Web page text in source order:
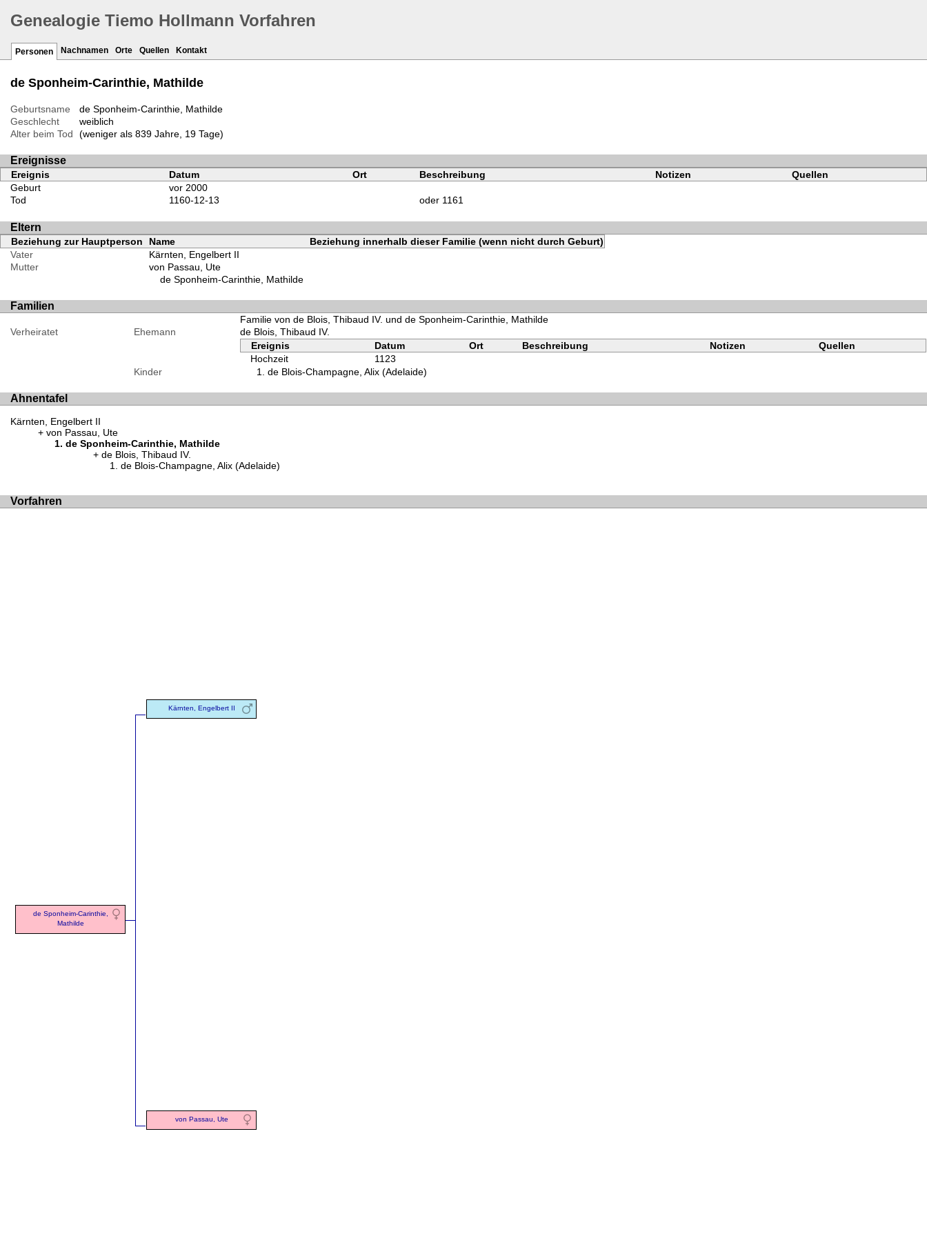
Genealogie Tiemo Hollmann Vorfahren
Personen Nachnamen Orte Quellen Kontakt
de Sponheim-Carinthie, Mathilde
Geburtsname
de Sponheim-Carinthie, Mathilde
Geschlecht
weiblich
Alter beim Tod
(weniger als 839 Jahre, 19 Tage)
Ereignisse
Ereignis Datum Ort Beschreibung Notizen
Quellen
Geburt
vor 2000
Tod
1160-12-13 oder 1161
Eltern
Beziehung zur Hauptperson Name
Beziehung innerhalb dieser Familie (wenn nicht durch Geburt)
Vater
Kärnten, Engelbert II
Mutter
von Passau, Ute
de Sponheim-Carinthie, Mathilde
Familien
Familie von de Blois, Thibaud IV. und de Sponheim-Carinthie, Mathilde
Verheiratet
Ehemann
de Blois, Thibaud IV.
Ereignis
Datum Ort Beschreibung Notizen
Quellen
Hochzeit
1123
Kinder
de Blois-Champagne, Alix (Adelaide)
Ahnentafel
Kärnten, Engelbert II
von Passau, Ute
de Sponheim-Carinthie, Mathilde
de Blois, Thibaud IV.
de Blois-Champagne, Alix (Adelaide)
Vorfahren
de Sponheim-Carinthie,
Mathilde
Kärnten, Engelbert II
von Passau, Ute